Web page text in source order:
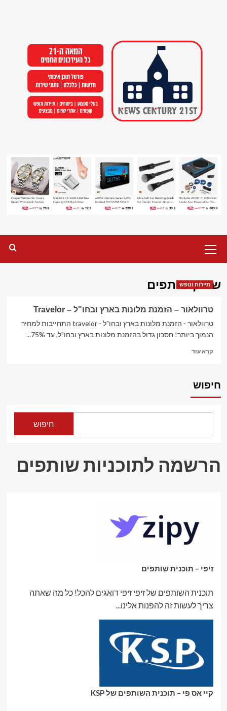
Menu
שיווק שותפים
תיירות ונופש
טרוולאור – הזמנת מלונות בארץ ובחו"ל – Travelor
טרוולאור - הזמנת מלונות בארץ ובחו"ל - travelor התחייבות למחיר
הנמוך ביותר! חסכון גדול בהזמנת מלונות בארץ ובחו"ל, עד 75%...
קרא עודRead
הזמנת
–
חיפוש
חיפוש
הרשמה לתוכניות שותפים
זיפי – תוכנית שותפים
תוכנית השותפים של זיפי זיפי דואגים להכל! כל מה שאתה
צריך לעשות זה להפנות אלינו...
קיי אס פי – תוכנית השותפים של KSP